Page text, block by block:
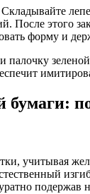
Складывайте
После этого
форму и
палочку
бумаги:
учитывая